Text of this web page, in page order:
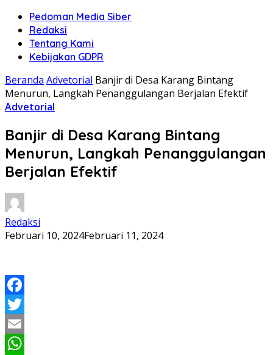
Pedoman Media Siber
Redaksi
Tentang Kami
Kebijakan GDPR
Beranda Advetorial Banjir di Desa Karang Bintang
Menurun, Langkah Penanggulangan Berjalan Efektif
Advetorial
Banjir di Desa Karang Bintang
Menurun, Langkah Penanggulangan
Berjalan Efektif
Redaksi
Februari 10, 2024Februari 11, 2024
Facebook
Twitter
Email